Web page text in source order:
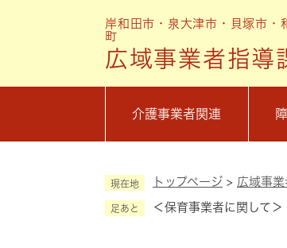
先
す
岸和田市・泉大津市・貝塚市・
町
広域事業者指導
介護事業者関連
現在地 トップページ > 広域事業
足あと ＜保育事業者に関して＞